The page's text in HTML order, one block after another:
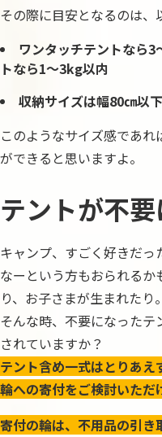
その際に目安となるのは、
ワンタッチテントなら
トなら1～3kg以内
収納サイズは幅80㎝以下
このようなサイズ感であ
ができると思いますよ。
テントが不
キャンプ、すごく好きだ
なーという方もおられる
り、お子さまが生まれたり
そんな時、不要になった
されていますか？
テント含め一式はとりあ
輪への寄付をご検討いただ
寄付の輪は、不用品の引